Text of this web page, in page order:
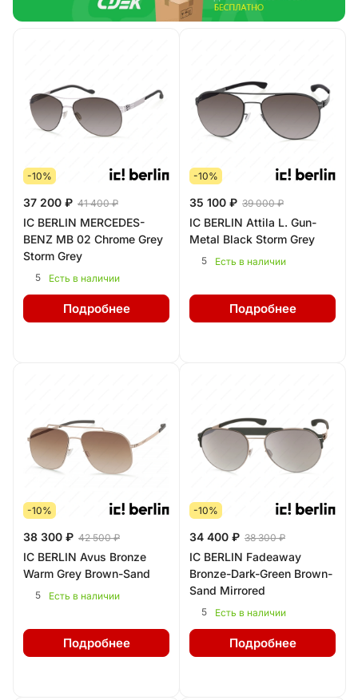
-10%
37 200 ₽ 41 400 ₽
IC BERLIN MERCEDES-
BENZ MB 02 Chrome Grey
Storm Grey
5 Есть в наличии
Подробнее
-10%
35 100 ₽ 39 000 ₽
IC BERLIN Attila L. Gun-
Metal Black Storm Grey
5 Есть в наличии
Подробнее
-10%
38 300 ₽ 42 500 ₽
IC BERLIN Avus Bronze
Warm Grey Brown-Sand
5 Есть в наличии
Подробнее
-10%
34 400 ₽ 38 300 ₽
IC BERLIN Fadeaway
Bronze-Dark-Green Brown-
Sand Mirrored
5 Есть в наличии
Подробнее